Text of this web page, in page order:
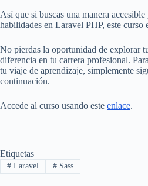
Así que si buscas una manera
habilidades en Laravel PHP, este curso
No pierdas la oportunidad de explorar
diferencia en tu carrera profesional.
tu viaje de aprendizaje, simplemente
continuación.
Accede al curso usando este enlace.
Etiquetas
#Laravel #Sass